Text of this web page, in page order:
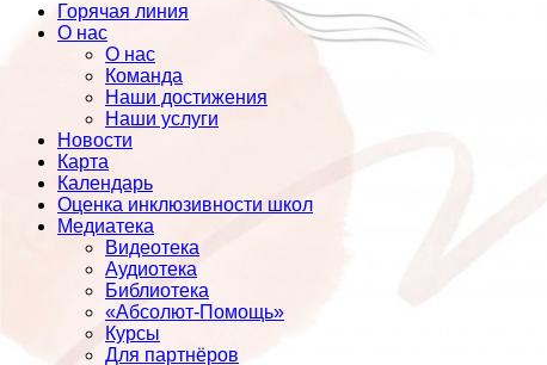
Горячая линия
О нас
О нас
Команда
Наши достижения
Наши услуги
Новости
Карта
Календарь
Оценка инклюзивности школ
Медиатека
Видеотека
Аудиотека
Библиотека
«Абсолют-Помощь»
Курсы
Для партнёров